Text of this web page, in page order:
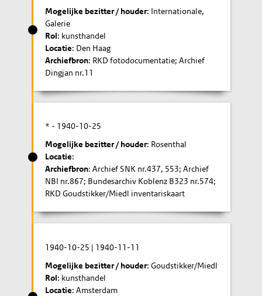
Mogelijke bezitter / houder: Internationale,
Galerie
Rol: kunsthandel
Locatie: Den Haag
Archiefbron: RKD fotodocumentatie; Archief
Dingjan nr.11
* - 1940-10-25
Mogelijke bezitter / houder: Rosenthal
Locatie:
Archiefbron: Archief SNK nr.437, 553; Archief
NBI nr.867; Bundesarchiv Koblenz B323 nr.574;
RKD Goudstikker/Miedl inventariskaart
1940-10-25 | 1940-11-11
Mogelijke bezitter / houder: Goudstikker/Miedl
Rol: kunsthandel
Locatie: Amsterdam